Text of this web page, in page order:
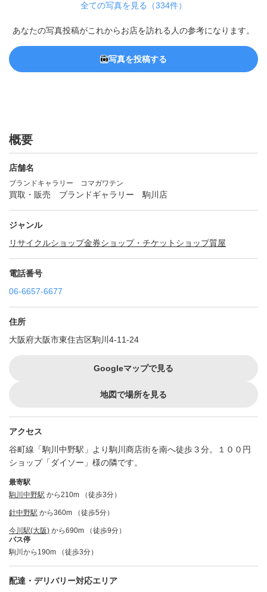
全ての写真を見る（334件）
あなたの写真投稿がこれからお店を訪れる人の参考になります。
写真を投稿する
概要
店舗名
ブランドキャラリー コマガワテン
買取・販売 ブランドギャラリー 駒川店
ジャンル
リサイクルショップ金券ショップ・チケットショップ質屋
電話番号
06-6657-6677
住所
大阪府大阪市東住吉区駒川4-11-24
Googleマップで見る
地図で場所を見る
アクセス
谷町線「駒川中野駅」より駒川商店街を南へ徒歩３分。１００円
ショップ「ダイソー」様の隣です。
最寄駅
駒川中野駅 から210m （徒歩3分）
針中野駅 から360m （徒歩5分）
今川駅(大阪) から690m （徒歩9分）
バス停
駒川から190m （徒歩3分）
配達・デリバリー対応エリア